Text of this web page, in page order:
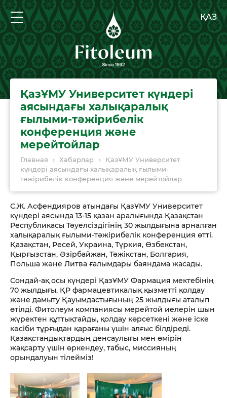
ҚАЗ
Главная › Хабарлар ›
ҚазҰМУ Университет
күндері аясындағы халықаралық ғылыми-
тәжірибелік конференция және мерейтойлар
ҚазҰМУ Университет күндері
аясындағы халықаралық
ғылыми-тәжірибелік
конференция және
мерейтойлар
С.Ж. Асфендияров атындағы ҚазҰМУ Университет
күндері аясында 13-15 қазан аралығында Қазақстан
Республикасы Тәуелсіздігінің 30 жылдығына арналған
халықаралық ғылыми-тәжірибелік конференция өтті.
Қазақстан, Ресей, Украина, Түркия, Өзбекстан,
Қырғызстан, Әзірбайжан, Тәжікстан, Болгария,
Польша және Литва ғалымдары баяндама жасады.
Сондай-ақ осы күндері ҚазҰМУ Фармация мектебінің
70 жылдығы, ҚР фармацевтикалық қызметті қолдау
және дамыту Қауымдастығының 25 жылдығы аталып
өтілді. Фитолеум компаниясы мерейтой иелерін шын
жүректен құттықтайды, қолдау көрсеткені және іске
кәсіби тұрғыдан қарағаны үшін алғыс білдіреді.
Қазақстандықтардың денсаулығы мен өмірін
жақсарту үшін өркендеу, табыс, миссияның
орындалуын тілейміз!